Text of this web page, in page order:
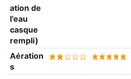
ation de
l'eau
casque
rempli)
Aération
s